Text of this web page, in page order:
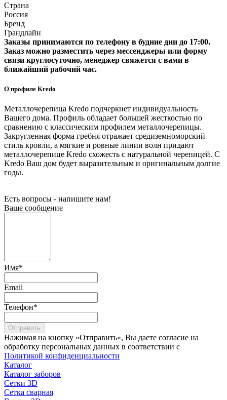
Страна
Россия
Бренд
Грандлайн
Заказы принимаются по телефону в будние дни до 17:00.
Заказ можно разместить через мессенджеры или форму
связи круглосуточно, менеджер свяжется с вами в
ближайший рабочий час.
О профиле Kredo
Металлочерепица Kredo подчеркнет индивидуальность
Вашего дома. Профиль обладает большей жесткостью по
сравнению с классическим профилем металлочерепицы.
Закругленная форма гребня отражает средиземноморский
стиль кровли, а мягкие и ровные линии волн придают
металлочерепице Kredo схожесть с натуральной черепицей. С
Kredo Ваш дом будет выразительным и оригинальным долгие
годы.
Есть вопросы - напишите нам!
Ваше сообщение
Имя*
Email
Телефон*
Отправить
Нажимая на кнопку «Отправить», Вы даете согласие на
обработку персональных данных в соответствии с
Политикой конфиденциальности
Каталог
Каталог заборов
Сетки 3D
Сетка сварная